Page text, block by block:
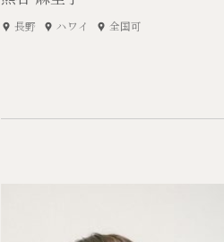
長野 ハワイ 全国可